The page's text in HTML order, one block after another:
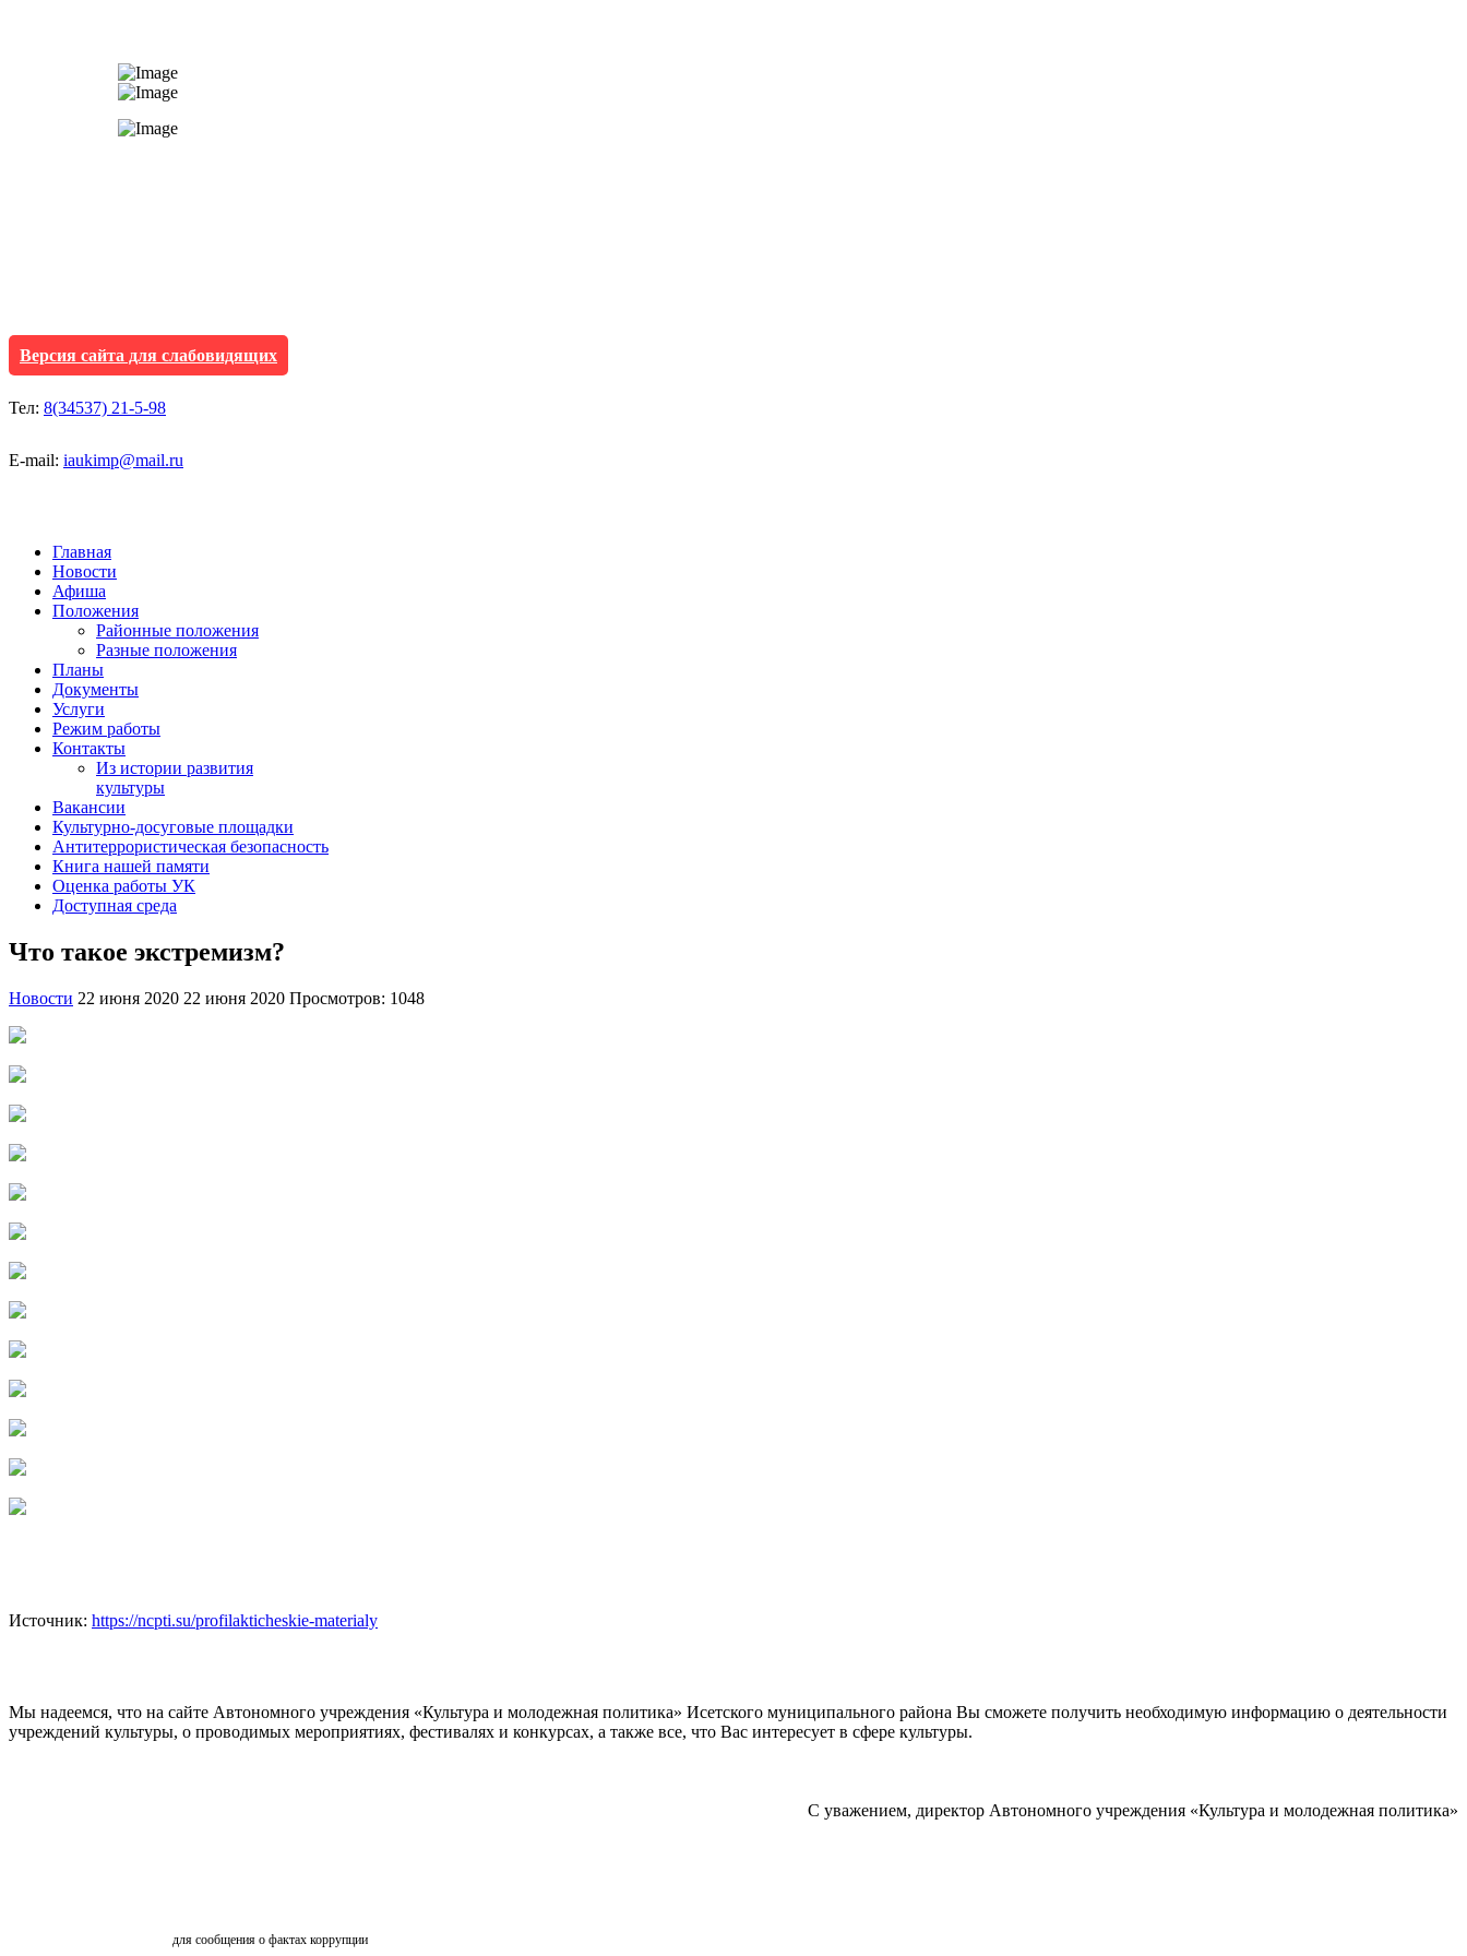
Версия сайта для слабовидящих
Тел: 8(34537) 21-5-98
E-mail: iaukimp@mail.ru
Главная
Новости
Афиша
Положения
Районные положения
Разные положения
Планы
Документы
Услуги
Режим работы
Контакты
Из истории развития
культуры
Вакансии
Культурно-досуговые площадки
Антитеррористическая безопасность
Книга нашей памяти
Оценка работы УК
Доступная среда
Что такое экстремизм?
Новости 22 июня 2020 22 июня 2020 Просмотров: 1048
Источник: https://ncpti.su/profilakticheskie-materialy
Мы надеемся, что на сайте Автономного учреждения «Культура и молодежная политика» Исетского муниципального района Вы сможете получить необходимую информацию о деятельности
учреждений культуры, о проводимых мероприятиях, фестивалях и конкурсах, а также все, что Вас интересует в сфере культуры.
С уважением, директор Автономного учреждения «Культура и молодежная политика»
для сообщения о фактах коррупции